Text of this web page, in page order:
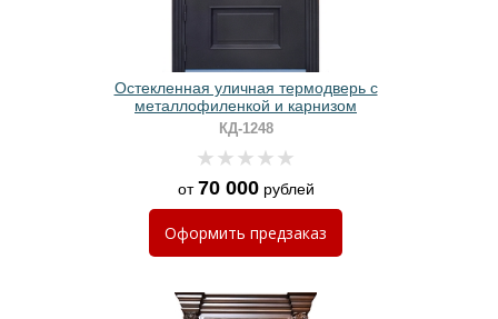
Остекленная уличная термодверь с
металлофиленкой и карнизом
КД-1248
от70 000рублей
Оформить предзаказ